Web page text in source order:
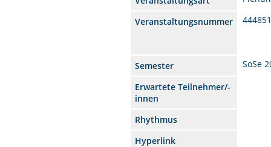
Veranstaltungsnummer
Semester
SoSe
Erwartete Teilnehmer/-
innen
Rhythmus
Hyperlink